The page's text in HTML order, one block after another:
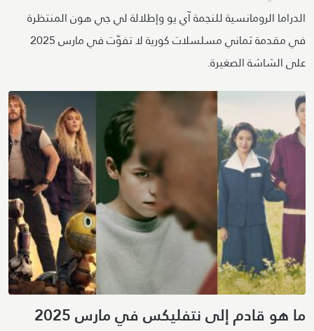
الدراما الرومانسية للنجمة آي يو وإطلالة لي جي هون المنتظرة
في مقدمة ثماني مسلسلات كورية لا تفوّت في مارس 2025
على الشاشة الصغيرة.
ما هو قادم إلى نتفليكس في مارس 2025